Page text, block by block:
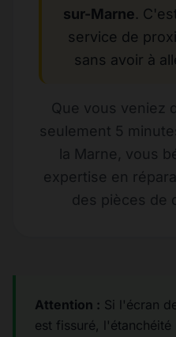
sur-Marne.
service de
sans avoir à
Que vous veniez
seulement 5
la Marne, vous
expertise en
des pièces de
Attention : Si l'écran
est fissuré,